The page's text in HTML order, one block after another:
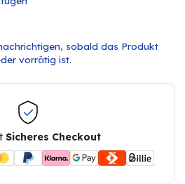
sobald das Produkt
vorrätig ist.
Sicheres Checkout